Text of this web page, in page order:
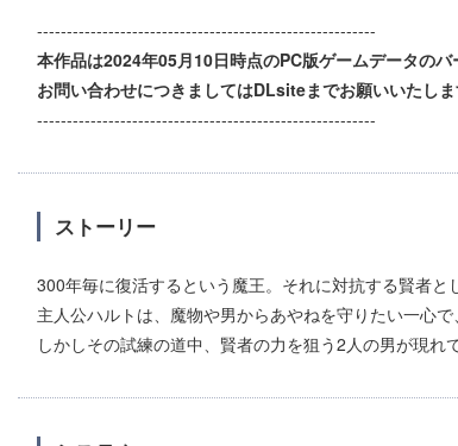
---------------------------------------------------------
本作品は2024年05月10日時点のPC版ゲームデータの
お問い合わせにつきましてはDLsiteまでお願いいたしま
---------------------------------------------------------
ストーリー
300年毎に復活するという魔王。それに対抗する賢者と
主人公ハルトは、魔物や男からあやねを守りたい一心で
しかしその試練の道中、賢者の力を狙う2人の男が現れ